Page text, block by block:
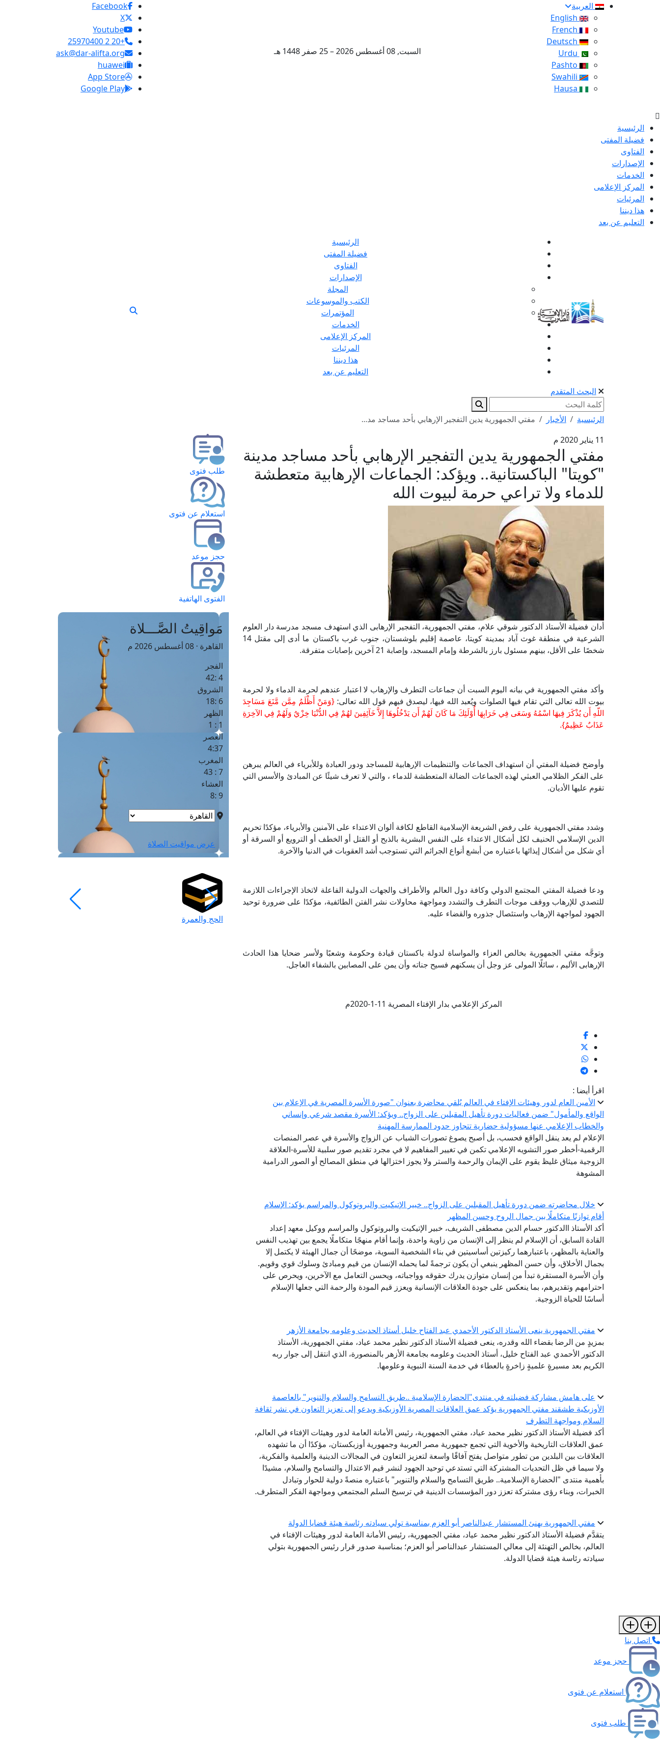
العربية
السبت, 08 أغسطس 2026 – 25 صفر 1448 هـ
Facebook
X
Youtube
+20 2 25970400
ask@dar-alifta.org
huawei
App Store
Google Play
الرئيسية
فضيلة المفتى
الفتاوى
الإصدارات
الخدمات
المركز الإعلامى
المرئيات
هذا ديننا
التعليم عن بعد
الرئيسية
فضيلة المفتى
الفتاوى
الإصدارات
المجلة
الكتب والموسوعات
المؤتمرات
الخدمات
المركز الإعلامى
المرئيات
هذا ديننا
التعليم عن بعد
البحث المتقدم
الرئيسية الأخبار
مفتي الجمهورية يدين التفجير الإرهابي بأحد مساجد مد...
11 يناير 2020 م
مفتي الجمهورية يدين التفجير الإرهابي بأحد مساجد مدينة
"كويتا" الباكستانية.. ويؤكد: الجماعات الإرهابية متعطشة
للدماء ولا تراعي حرمة لبيوت الله
أدان فضيلة الأستاذ الدكتور شوقي علام، مفتي الجمهورية، التفجير الإرهابى الذي استهدف مسجد مدرسة دار العلوم
الشرعية في منطقة غوث آباد بمدينة كويتا، عاصمة إقليم بلوشستان، جنوب غرب باكستان ما أدى إلى مقتل 14
شخصًا على الأقل، بينهم مسئول بارز بالشرطة وإمام المسجد، وإصابة 21 آخرين بإصابات متفرقة.
وأكد مفتي الجمهورية في بيانه اليوم السبت أن جماعات التطرف والإرهاب لا اعتبار عندهم لحرمة الدماء ولا لحرمة
بيوت الله تعالى التي تقام فيها الصلوات ويُعبد الله فيها، ليصدق فيهم قول الله تعالى:{وَمَنْ أَظْلَمُ مِمَّن مَّنَعَ مَسَاجِدَ
اللّهِ أَن يُذْكَرَ فِيهَا اسْمُهُ وَسَعَى فِي خَرَابِهَا أُوْلَئِكَ مَا كَانَ لَهُمْ أَن يَدْخُلُوهَا إِلاَّ خَآئِفِينَ لهُمْ فِي الدُّنْيَا خِزْيٌ وَلَهُمْ فِي الآخِرَةِ
عَذَابٌ عَظِيمٌ}.
وأوضح فضيلة المفتي أن استهداف الجماعات والتنظيمات الإرهابية للمساجد ودور العبادة وللأبرياء في العالم يبرهن
على الفكر الظلامي العبثي لهذه الجماعات الضالة المتعطشة للدماء ، والتي لا تعرف شيئًا عن المبادئ والأسس التي
تقوم عليها الأديان.
وشدد مفتي الجمهورية على رفض الشريعة الإسلامية القاطع لكافة ألوان الاعتداء على الآمنين والأبرياء، مؤكدًا تحريم
الدين الإسلامي الحنيف لكل أشكال الاعتداء على النفس البشرية بالذبح أو القتل أو الخطف أو الترويع أو السرقة أو
أي شكل من أشكال إيذائها باعتباره من أبشع أنواع الجرائم التي تستوجب أشد العقوبات في الدنيا والآخرة.
ودعا فضيلة المفتي المجتمع الدولي وكافة دول العالم والأطراف والجهات الدولية الفاعلة لاتخاذ الإجراءات اللازمة
للتصدي للإرهاب ووقف موجات التطرف والتشدد ومواجهة محاولات نشر الفتن الطائفية، مؤكدًا على ضرورة توحيد
الجهود لمواجهة الإرهاب واستئصال جذوره والقضاء عليه.
وتوجَّه مفتي الجمهورية بخالص العزاء والمواساة لدولة باكستان قيادة وحكومة وشعبًا ولأسر ضحايا هذا الحادث
الإرهابى الأليم ، سائلًا المولى عز وجل أن يسكنهم فسيح جناته وأن يمن على المصابين بالشفاء العاجل.
المركز الإعلامي بدار الإفتاء المصرية 11-1-2020م
اقرأ أيضا :
الأمين العام لدور وهيئات الإفتاء في العالم يُلقي محاضرة بعنوان "صورة الأسرة المصرية في الإعلام بين
الواقع والمأمول" ضمن فعاليات دورة تأهيل المقبلين على الزواج.. ويؤكد: الأسرة مقصد شرعي وإنساني
والخطاب الإعلامي عنها مسؤولية حضارية تتجاوز حدود الممارسة المهنية
الإعلام لم يعد ينقل الواقع فحسب، بل أصبح يصوغ تصورات الشباب عن الزواج والأسرة في عصر المنصات
الرقمية-أخطر صور التشويه الإعلامي تكمن في تغيير المفاهيم لا في مجرد تقديم صور سلبية للأسرة-العلاقة
الزوجية ميثاق غليظ يقوم على الإيمان والرحمة والستر ولا يجوز اختزالها في منطق المصالح أو الصور الدرامية
المشوهة
خلال محاضرته ضمن دورة تأهيل المقبلين على الزواج.. خبير الإتيكيت والبروتوكول والمراسم يؤكد: الإسلام
أقام توازنًا متكاملًا بين جمال الروح وحسن المظهر
أكد الأستاذ االدكتور حسام الدين مصطفى الشريف، خبير الإتيكيت والبروتوكول والمراسم ووكيل معهد إعداد
القادة السابق، أن الإسلام لم ينظر إلى الإنسان من زاوية واحدة، وإنما أقام منهجًا متكاملًا يجمع بين تهذيب النفس
والعناية بالمظهر، باعتبارهما ركيزتين أساسيتين في بناء الشخصية السوية، موضحًا أن جمال الهيئة لا يكتمل إلا
بجمال الأخلاق، وأن حسن المظهر ينبغي أن يكون ترجمةً لما يحمله الإنسان من قيم ومبادئ وسلوك قوي وقويم.
وأن الأسرة المستقرة تبدأ من إنسان متوازن يدرك حقوقه وواجباته، ويحسن التعامل مع الآخرين، ويحرص على
احترامهم وتقديرهم، بما ينعكس على جودة العلاقات الإنسانية ويعزز قيم المودة والرحمة التي جعلها الإسلام
أساسًا للحياة الزوجية.
مفتي الجمهورية ينعى الأستاذ الدكتور الأحمدي عبد الفتاح خليل أستاذ الحديث وعلومه بجامعة الأزهر
بمزيدٍ من الرضا بقضاء الله وقدره، ينعى فضيلة الأستاذ الدكتور نظير محمد عياد، مفتي الجمهورية، الأستاذ
الدكتور الأحمدي عبد الفتاح خليل، أستاذ الحديث وعلومه بجامعة الأزهر بالمنصورة، الذي انتقل إلى جوار ربه
الكريم بعد مسيرةٍ علميةٍ زاخرةٍ بالعطاء في خدمة السنة النبوية وعلومها.
على هامش مشاركة فضيلته في منتدى"الحضارة الإسلامية ..طريق التسامح والسلام والتنوير" بالعاصمة
الأوزبكية طشقند مفتي الجمهورية يؤكد عمق العلاقات المصرية الأوزبكية ويدعو إلى تعزيز التعاون في نشر ثقافة
السلام ومواجهة التطرف
أكد فضيلة الأستاذ الدكتور نظير محمد عياد، مفتي الجمهورية، رئيس الأمانة العامة لدور وهيئات الإفتاء في العالم،
عمق العلاقات التاريخية والأخوية التي تجمع جمهورية مصر العربية وجمهورية أوزبكستان، مؤكدًا أن ما تشهده
العلاقات بين البلدين من تطور متواصل يفتح آفاقًا واسعة لتعزيز التعاون في المجالات الدينية والعلمية والفكرية،
ولا سيما في ظل التحديات المشتركة التي تستدعي توحيد الجهود لنشر قيم الاعتدال والتسامح والسلام، مشيدًا
بأهمية منتدى "الحضارة الإسلامية.. طريق التسامح والسلام والتنوير" باعتباره منصةً دولية للحوار وتبادل
الخبرات، وبناء رؤى مشتركة تعزز دور المؤسسات الدينية في ترسيخ السلم المجتمعي ومواجهة الفكر المتطرف.
مفتي الجمهورية يهنئ المستشار عبدالناصر أبو العزم بمناسبة تولي سيادته رئاسة هيئة قضايا الدولة
يتقدَّم فضيلة الأستاذ الدكتور نظير محمد عياد، مفتي الجمهورية، رئيس الأمانة العامة لدور وهيئات الإفتاء في
العالم، بخالص التهنئة إلى معالي المستشار عبدالناصر أبو العزم؛ بمناسبة صدور قرار رئيس الجمهورية بتولي
سيادته رئاسة هيئة قضايا الدولة.
طلب فتوى
استعلام عن فتوى
حجز موعد
الفتوى الهاتفية
مَواقِيتُ الصَّـــلاة
القاهرة · 08 أغسطس 2026 م
الفجر
4 :42
الشروق
6 :18
الظهر
1 : 1
العصر
4:37
المغرب
7 : 43
العشاء
9 :8
عرض مواقيت الصلاة
الحج والعمرة
اتصل بنا
حجز موعد
استعلام عن فتوى
طلب فتوى